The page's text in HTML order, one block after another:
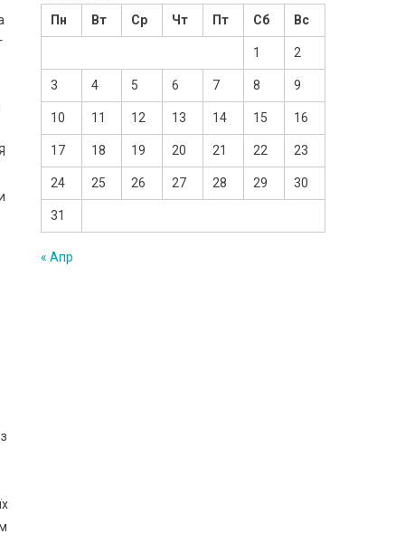
Пн
Вт Ср Чт Пт Сб Вс
1 2
3 4 5 6 7 8 9
10 11 12 13 14 15 16
17 18 19 20 21 22 23
24 25 26 27 28 29 30
31
« Апр